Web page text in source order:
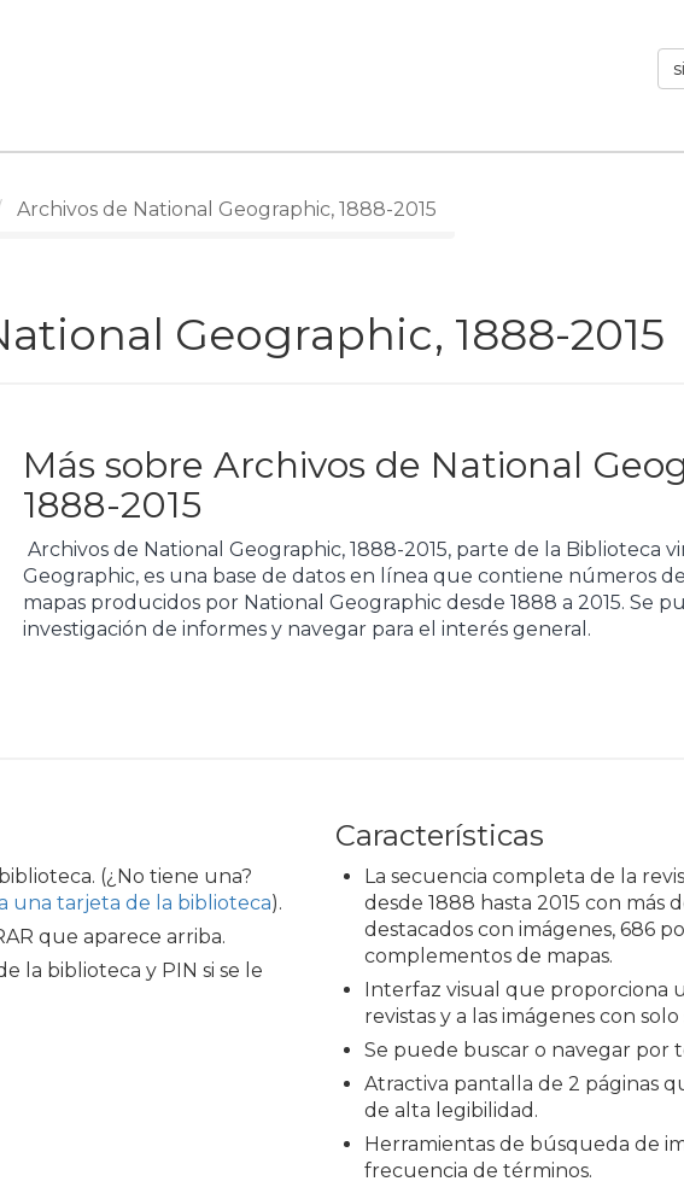
Archivos de National Geographic, 1888-2015
Geographic, 1888-2015
Más sobre Archivos de National
1888-2015
Archivos de National Geographic, 1888-2015, parte de la Biblioteca
Geographic, es una base de datos en línea que contiene números
mapas producidos por National Geographic desde 1888 a 2015. Se
investigación de informes y navegar para el interés general.
(¿No tiene una?
una tarjeta de la biblioteca).
que aparece arriba.
la biblioteca y PIN si se le
Características
La secuencia completa de la
desde 1888 hasta 2015 con más
destacados con imágenes, 686
complementos de mapas.
Interfaz visual que proporciona
revistas y a las imágenes con
Se puede buscar o navegar por
Atractiva pantalla de 2 páginas
de alta legibilidad.
Herramientas de búsqueda de
frecuencia de términos.